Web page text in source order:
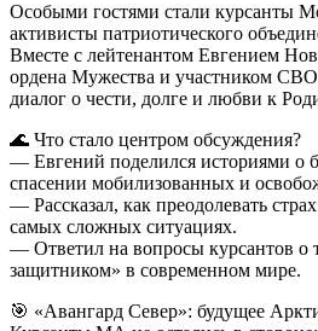
Особыми гостями стали курсанты
активисты патриотического
Вместе с лейтенантом Евгением
ордена Мужества и участником
диалог о чести, долге и любви к
🌊 Что стало центром обсуждения?
— Евгений поделился историями о
спасении мобилизованных и
— Рассказал, как преодолевать
самых сложных ситуациях.
— Ответил на вопросы курсантов о
защитником» в современном мире.
🎯 «Авангард Север»: будущее